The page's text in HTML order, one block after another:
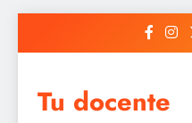
Tu docente